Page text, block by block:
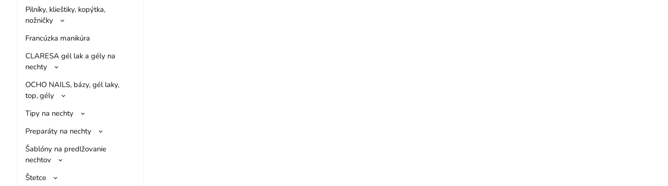
Pilníky, klieštiky, kopýtka,
nožničky
Francúzka manikúra
CLARESA gél lak a gély na
nechty
OCHO NAILS, bázy, gél laky,
top, gély
Tipy na nechty
Preparáty na nechty
Šablóny na predlžovanie
nechtov
Štetce